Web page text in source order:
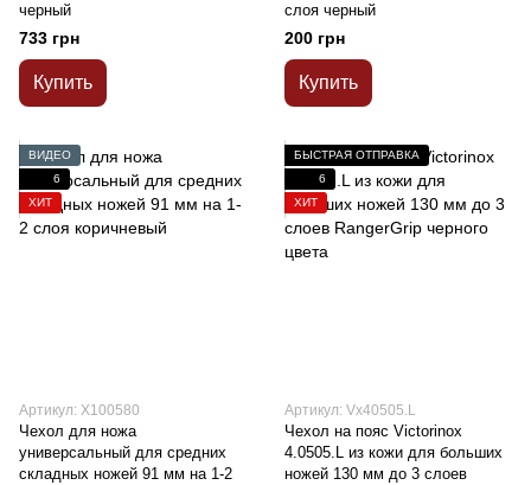
черный
733 грн
Купить
слоя черный
200 грн
Купить
ВИДЕО
6
ХИТ
Артикул: X100580
Чехол для ножа
универсальный для средних
складных ножей 91 мм на 1-2
БЫСТРАЯ ОТПРАВКА
6
ХИТ
Артикул: Vx40505.L
Чехол на пояс Victorinox
4.0505.L из кожи для больших
ножей 130 мм до 3 слоев